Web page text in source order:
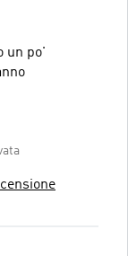
un po'